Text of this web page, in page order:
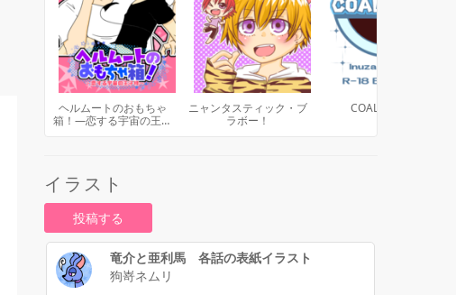
ヘルムートのおもちゃ
箱！―恋する宇宙の王子
ニャンタスティック・ブ
ラボー！
COALESCE！
イラスト
投稿する
竜介と亜利馬 各話の表紙イラスト
狗嵜ネムリ